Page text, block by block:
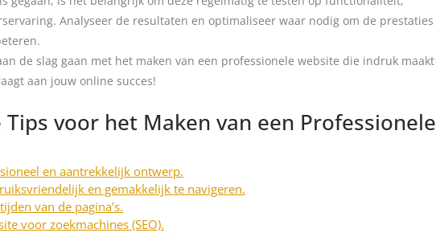
Analyseer de resultaten en optimaliseer waar nodig om de prestaties
de slag gaan met het maken van een professionele website die indruk maakt
aan jouw online succes!
Tips voor het Maken van een Professionele
en aantrekkelijk ontwerp.
en gemakkelijk te navigeren.
van de pagina’s.
voor zoekmachines (SEO).